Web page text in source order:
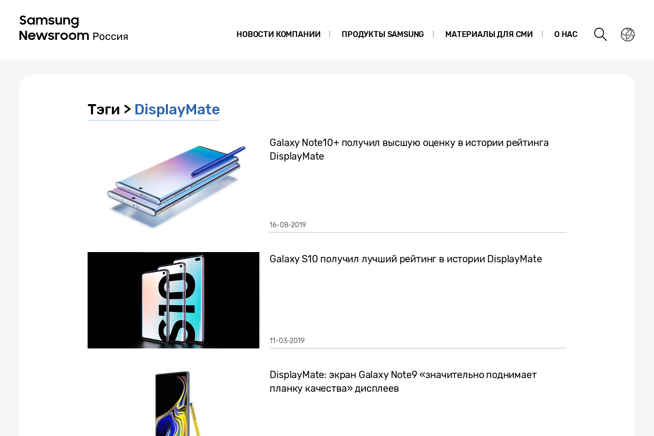
НОВОСТИ КОМПАНИИ ПРОДУКТЫ SAMSUNG МАТЕРИАЛЫ ДЛЯ СМИ О НАС
Тэги > DisplayMate
Galaxy Note10+ получил высшую оценку в истории рейтинга
DisplayMate
16-08-2019
Galaxy S10 получил лучший рейтинг в истории DisplayMate
11-03-2019
DisplayMate: экран Galaxy Note9 «значительно поднимает
планку качества» дисплеев